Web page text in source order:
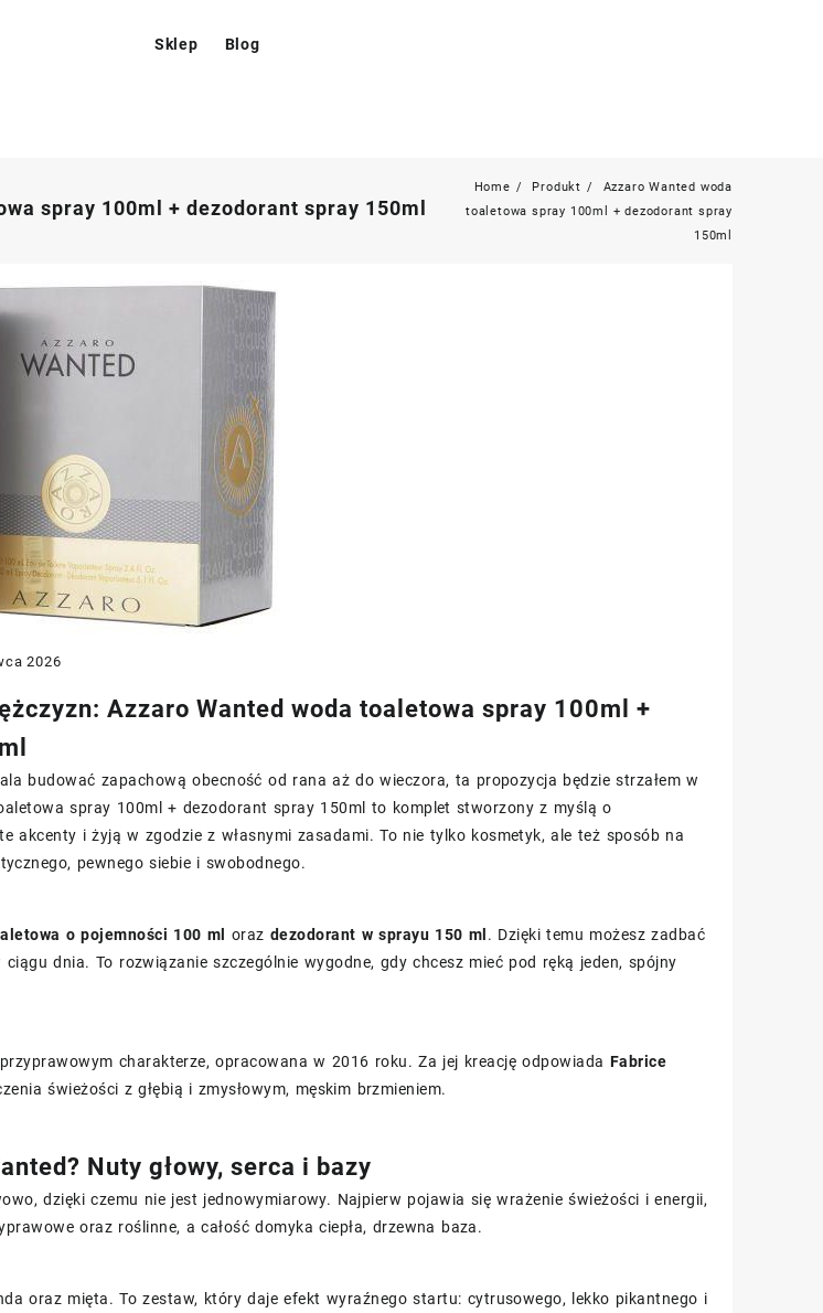
Sklep Blog
spray 100ml + dezodorant spray 150ml
Home Produkt
Azzaro Wanted woda
toaletowa spray 100ml + dezodorant spray
150ml
2026
Azzaro Wanted woda toaletowa spray 100ml +
budować zapachową obecność od rana aż do wieczora, ta propozycja będzie strzałem w
spray 100ml + dezodorant spray 150ml to komplet stworzony z myślą o
akcenty i żyją w zgodzie z własnymi zasadami. To nie tylko kosmetyk, ale też sposób na
pewnego siebie i swobodnego.
o pojemności 100 ml oraz dezodorant w sprayu 150 ml . Dzięki temu możesz zadbać
dnia. To rozwiązanie szczególnie wygodne, gdy chcesz mieć pod ręką jeden, spójny
charakterze, opracowana w 2016 roku. Za jej kreację odpowiada Fabrice
świeżości z głębią i zmysłowym, męskim brzmieniem.
Nuty głowy, serca i bazy
dzięki czemu nie jest jednowymiarowy. Najpierw pojawia się wrażenie świeżości i energii,
oraz roślinne, a całość domyka ciepła, drzewna baza.
oraz mięta. To zestaw, który daje efekt wyraźnego startu: cytrusowego, lekko pikantnego i